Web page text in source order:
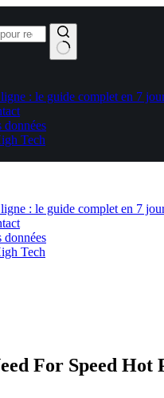
: le guide complet en 7
données
Tech
: le guide complet en 7
données
Tech
For Speed Hot